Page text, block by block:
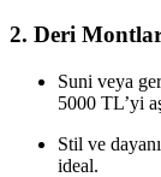
2. Deri
Suni veya
5000 TL’yi
Stil ve
ideal.